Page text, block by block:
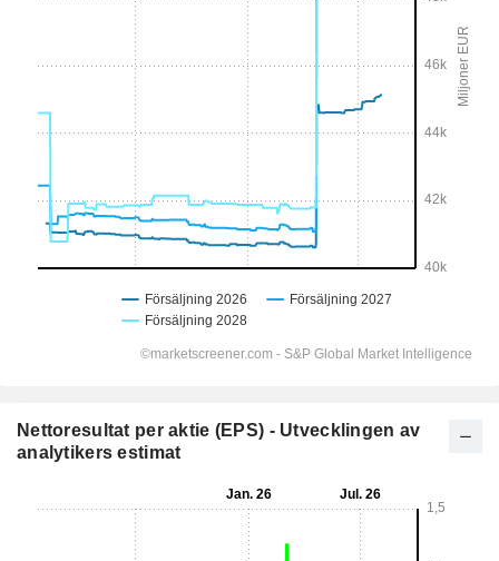
Nettoresultat per aktie (EPS) - Utvecklingen av
analytikers estimat